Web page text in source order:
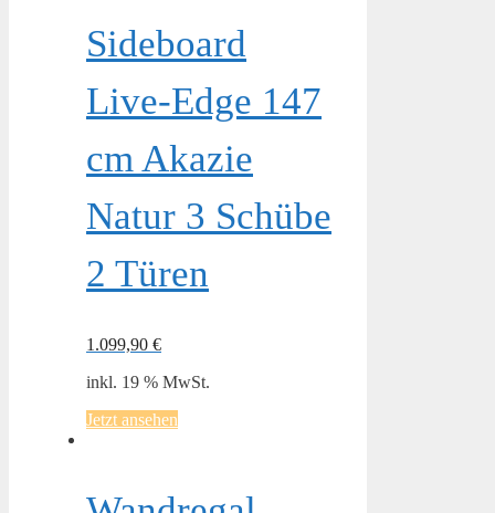
Sideboard
Live-Edge 147
cm Akazie
Natur 3 Schübe
2 Türen
1.099,90 €
inkl. 19 % MwSt.
Jetzt ansehen